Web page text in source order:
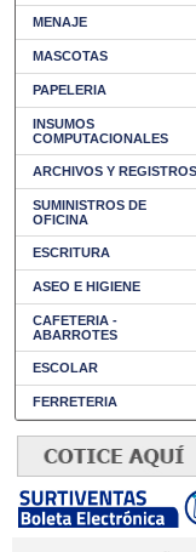
MENAJE
MASCOTAS
PAPELERIA
INSUMOS
COMPUTACIONALES
ARCHIVOS Y REGISTROS
SUMINISTROS DE
OFICINA
ESCRITURA
ASEO E HIGIENE
CAFETERIA -
ABARROTES
ESCOLAR
FERRETERIA